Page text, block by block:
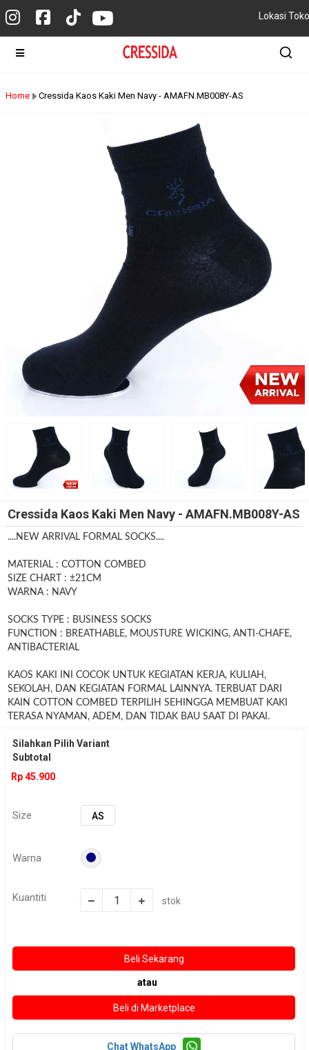
Lokasi Toko
Home Cressida Kaos Kaki Men Navy - AMAFN.MB008Y-AS
Cressida Kaos Kaki Men Navy - AMAFN.MB008Y-AS
....NEW ARRIVAL FORMAL SOCKS....
MATERIAL : COTTON COMBED
SIZE CHART : ±21CM
WARNA : NAVY
SOCKS TYPE : BUSINESS SOCKS
FUNCTION : BREATHABLE, MOUSTURE WICKING, ANTI-CHAFE,
ANTIBACTERIAL
KAOS KAKI INI COCOK UNTUK KEGIATAN KERJA, KULIAH,
SEKOLAH, DAN KEGIATAN FORMAL LAINNYA. TERBUAT DARI
KAIN COTTON COMBED TERPILIH SEHINGGA MEMBUAT KAKI
TERASA NYAMAN, ADEM, DAN TIDAK BAU SAAT DI PAKAI.
Silahkan Pilih Variant
Subtotal
Rp 45.900
Size AS
Warna
Kuantiti stok
atau
Chat WhatsApp